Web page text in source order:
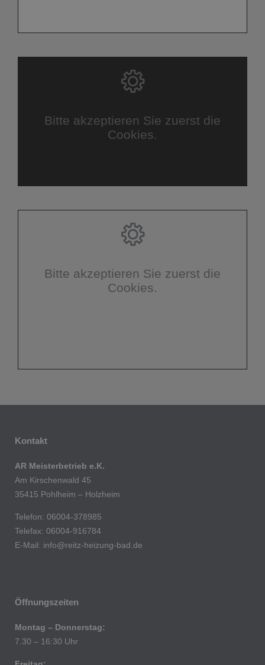
Bitte akzeptieren Sie zuerst die
Cookies.
Bitte akzeptieren Sie zuerst die
Cookies.
Kontakt
AR Meisterbetrieb e.K.
Am Kirschenwald 45
35415 Pohlheim – Holzheim
Telefon: 06004-378985
Telefax: 06004-916784
E-Mail: info@reitz-heizung-bad.de
Öffnungszeiten
Montag – Donnerstag:
7.30 – 16:30 Uhr